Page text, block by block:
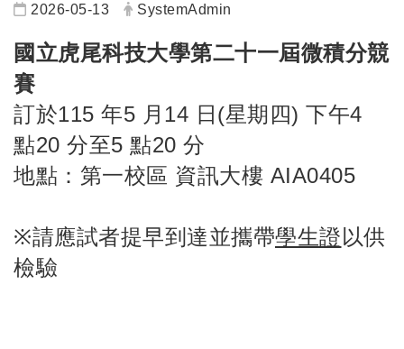
日期：
2026-05-13 發布者：
SystemAdmin
國立虎尾科技大學第二十一屆微積分競
賽
訂於115 年5 月14 日(星期四) 下午4
點20 分至5 點20 分
地點：第一校區 資訊大樓 AIA0405
※請應試者提早到達並攜帶學生證 以供
檢驗